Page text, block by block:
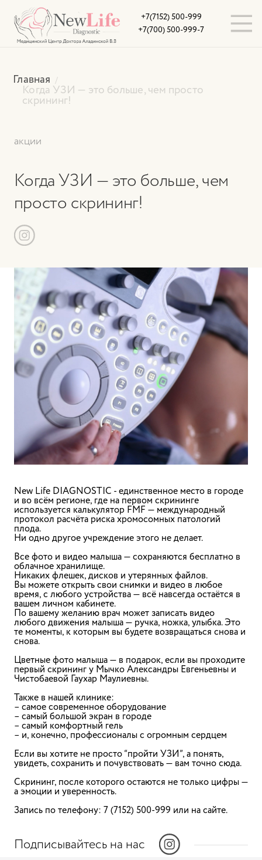
+7(7152) 500-999
+7(700) 500-999-7
Главная
Когда УЗИ — это больше, чем просто
скрининг!
акции
Когда УЗИ — это больше, чем
просто скрининг!
New Life DIAGNOSTIC - единственное место в городе
и во всём регионе, где на первом скрининге
используется калькулятор FMF — международный
протокол расчёта риска хромосомных патологий
плода.
Ни одно другое учреждение этого не делает.
Все фото и видео малыша — сохраняются бесплатно в
облачное хранилище.
Никаких флешек, дисков и утерянных файлов.
Вы можете открыть свои снимки и видео в любое
время, с любого устройства — всё навсегда остаётся в
вашем личном кабинете.
По вашему желанию врач может записать видео
любого движения малыша — ручка, ножка, улыбка. Это
те моменты, к которым вы будете возвращаться снова и
снова.
Цветные фото малыша — в подарок, если вы проходите
первый скрининг у Мычко Александры Евгеньевны и
Чистобаевой Гаухар Маулиевны.
Также в нашей клинике:
– самое современное оборудование
– самый большой экран в городе
– самый комфортный гель
– и, конечно, профессионалы с огромным сердцем
Если вы хотите не просто “пройти УЗИ”, а понять,
увидеть, сохранить и почувствовать— вам точно сюда.
Скрининг, после которого остаются не только цифры —
а эмоции и уверенность.
Запись по телефону: 7 (7152) 500-999 или на сайте.
Подписывайтесь на нас